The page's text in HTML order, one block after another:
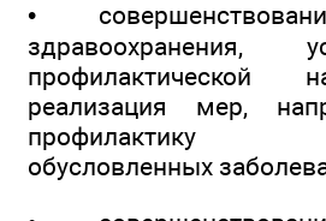
•
здравоохранения,
профилактической
реализация мер,
профилактику
обусловленных